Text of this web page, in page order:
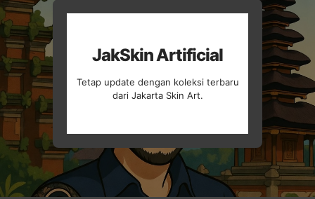
JakSkin Artificial
Tetap update dengan koleksi terbaru
dari Jakarta Skin Art.